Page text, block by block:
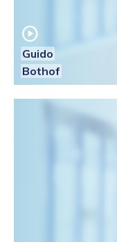
play_circle
Guido
Bothof